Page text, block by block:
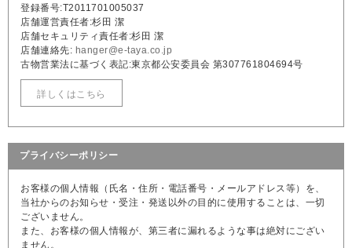
登録番号:T2011701005037
店舗運営責任者:杉田 潔
店舗セキュリティ責任者:杉田 潔
店舗連絡先: hanger@e-taya.co.jp
古物営業法に基づく表記:東京都公安委員会 第307761804694号
詳しくはこちら
プライバシーポリシー
お客様の個人情報（氏名・住所・電話番号・メールアドレス等）を、
当社からのお知らせ・受注・発送以外の目的に使用することは、一切
ございません。
また、お客様の個人情報が、第三者に漏れるような事は絶対にござい
ません。